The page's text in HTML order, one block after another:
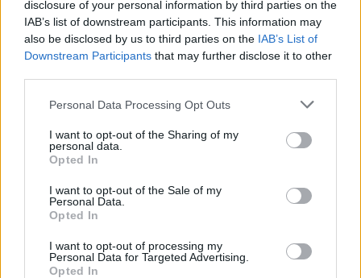
disclosure of your personal information by third parties on the
IAB’s list of downstream participants. This information may
also be disclosed by us to third parties on the IAB’s List of
Downstream Participants that may further disclose it to other
Personal Data Processing Opt Outs
I want to opt-out of the Sharing of my
personal data.
Opted In
I want to opt-out of the Sale of my
Personal Data.
Opted In
I want to opt-out of processing my
Personal Data for Targeted Advertising.
Opted In